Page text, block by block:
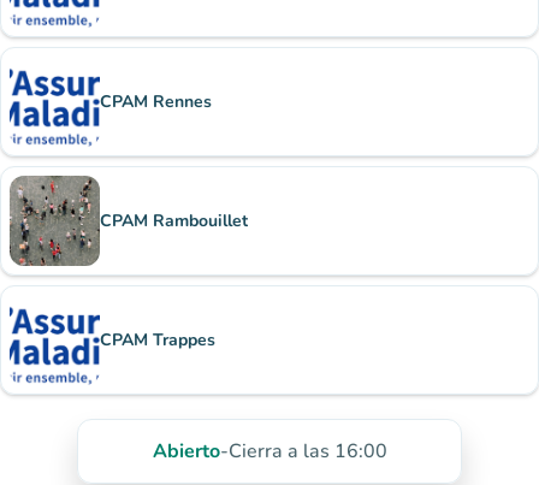
CPAM Rennes
CPAM Rambouillet
CPAM Trappes
Abierto-Cierra a las 16:00